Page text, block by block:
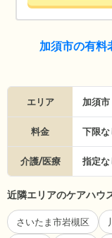
加須市の有料
エリア 加須市
料金 下限な
介護/医療 指定な
近隣エリアのケアハウ
さいたま市岩槻区